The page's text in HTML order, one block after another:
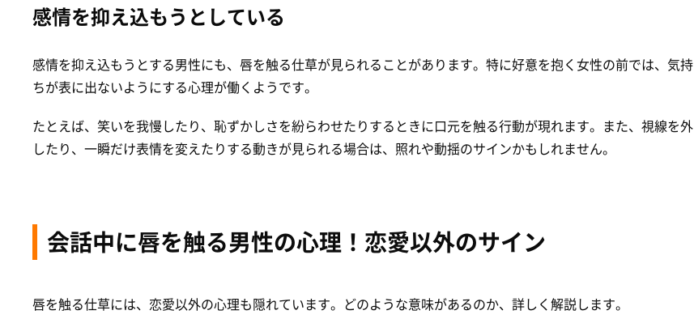
感情を抑え込もうとしている
感情を抑え込もうとする男性にも、唇を触る仕草が見られることがあります。特に好意を抱く女性の前では、気持
ちが表に出ないようにする心理が働くようです。
たとえば、笑いを我慢したり、恥ずかしさを紛らわせたりするときに口元を触る行動が現れます。また、視線を外
したり、一瞬だけ表情を変えたりする動きが見られる場合は、照れや動揺のサインかもしれません。
会話中に唇を触る男性の心理！恋愛以外のサイン
唇を触る仕草には、恋愛以外の心理も隠れています。どのような意味があるのか、詳しく解説します。